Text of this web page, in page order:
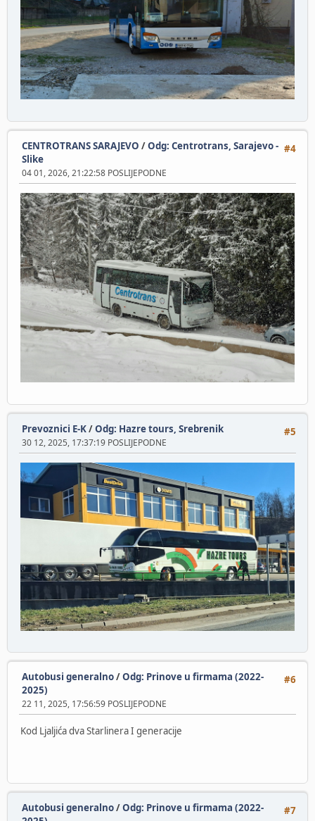
#4
CENTROTRANS SARAJEVO /Odg: Centrotrans, Sarajevo -
Slike
04 01, 2026, 21:22:58 POSLIJEPODNE
#5
Prevoznici E-K/Odg: Hazre tours, Srebrenik
30 12, 2025, 17:37:19 POSLIJEPODNE
#6
Autobusi generalno/Odg: Prinove u firmama (2022-
2025)
22 11, 2025, 17:56:59 POSLIJEPODNE
Kod Ljaljića dva Starlinera I generacije
#7
Autobusi generalno/Odg: Prinove u firmama (2022-